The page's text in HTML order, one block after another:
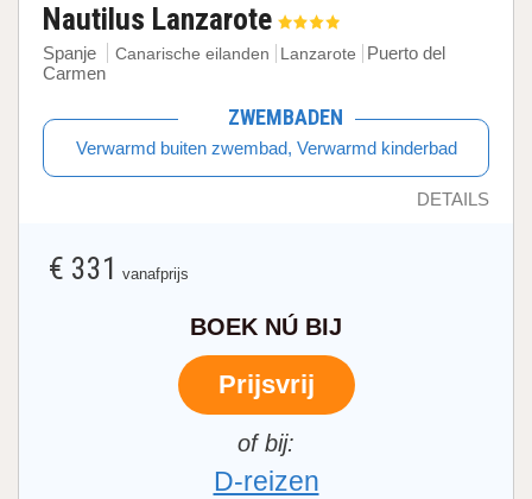
Nautilus Lanzarote
Spanje Canarische eilanden Lanzarote
Puerto del
Carmen
ZWEMBADEN
Verwarmd buiten zwembad, Verwarmd kinderbad
DETAILS
€ 331 vanafprijs
BOEK NÚ BIJ
Prijsvrij
D-reizen